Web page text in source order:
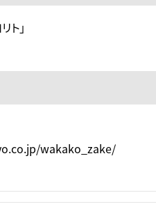
ト」
wakako_zake/